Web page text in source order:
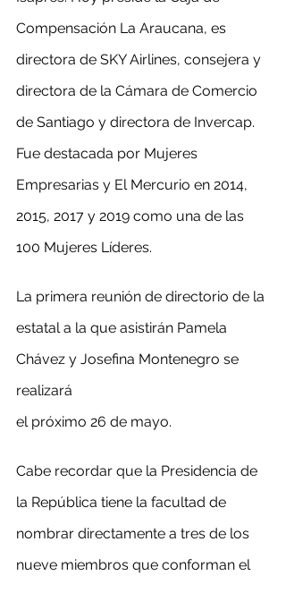
Compensación La Araucana, es
directora de SKY Airlines, consejera y
directora de la Cámara de Comercio
de Santiago y directora de Invercap.
Fue destacada por Mujeres
Empresarias y El Mercurio en 2014,
2015, 2017 y 2019 como una de las
100 Mujeres Líderes.
La primera reunión de directorio de la
estatal a la que asistirán Pamela
Chávez y Josefina Montenegro se
realizará
el próximo 26 de mayo.
Cabe recordar que la Presidencia de
la República tiene la facultad de
nombrar directamente a tres de los
nueve miembros que conforman el